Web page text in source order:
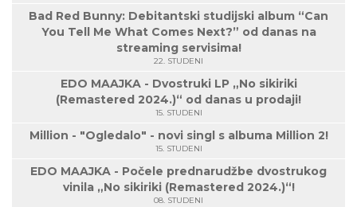
Bad Red Bunny: Debitantski studijski album “Can
You Tell Me What Comes Next?” od danas na
streaming servisima!
22. STUDENI
EDO MAAJKA - Dvostruki LP „No sikiriki
(Remastered 2024.)“ od danas u prodaji!
15. STUDENI
Million - "Ogledalo" - novi singl s albuma Million 2!
15. STUDENI
EDO MAAJKA - Počele prednarudžbe dvostrukog
vinila „No sikiriki (Remastered 2024.)“!
08. STUDENI